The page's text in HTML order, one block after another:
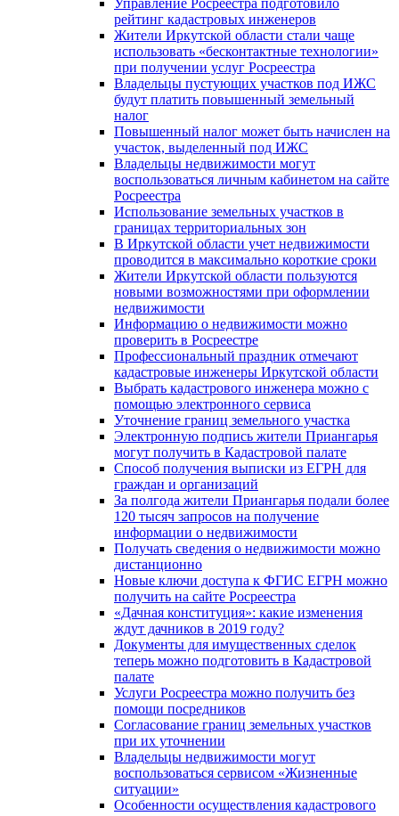
рейтинг кадастровых инженеров
Жители Иркутской области стали чаще
использовать «бесконтактные технологии»
при получении услуг Росреестра
Владельцы пустующих участков под ИЖС
будут платить повышенный земельный
налог
Повышенный налог может быть начислен на
участок, выделенный под ИЖС
Владельцы недвижимости могут
воспользоваться личным кабинетом на сайте
Росреестра
Использование земельных участков в
границах территориальных зон
В Иркутской области учет недвижимости
проводится в максимально короткие сроки
Жители Иркутской области пользуются
новыми возможностями при оформлении
недвижимости
Информацию о недвижимости можно
проверить в Росреестре
Профессиональный праздник отмечают
кадастровые инженеры Иркутской области
Выбрать кадастрового инженера можно с
помощью электронного сервиса
Уточнение границ земельного участка
Электронную подпись жители Приангарья
могут получить в Кадастровой палате
Способ получения выписки из ЕГРН для
граждан и организаций
За полгода жители Приангарья подали более
120 тысяч запросов на получение
информации о недвижимости
Получать сведения о недвижимости можно
дистанционно
Новые ключи доступа к ФГИС ЕГРН можно
получить на сайте Росреестра
«Дачная конституция»: какие изменения
ждут дачников в 2019 году?
Документы для имущественных сделок
теперь можно подготовить в Кадастровой
палате
Услуги Росреестра можно получить без
помощи посредников
Согласование границ земельных участков
при их уточнении
Владельцы недвижимости могут
воспользоваться сервисом «Жизненные
ситуации»
Особенности осуществления кадастрового